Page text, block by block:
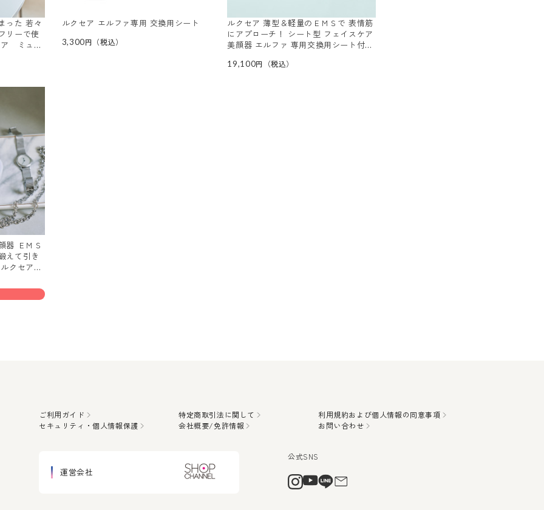
った 若々
リーで使
ア ミュー
ルクセア エルファ専用 交換用シート
3,300
ルクセア 薄型＆軽量のＥＭＳで 表情筋
にアプローチ！ シート型 フェイスケア
美顔器 エルファ 専用交換用シート付
19,100
器 ＥＭＳ
えて引き
クセアフ
運営会社
ご利用ガイド 特定商取引法に関して
利用規約および個人情報の同意事項
セキュリティ・個人情報保護
会社概要/免許情報 お問い合わせ